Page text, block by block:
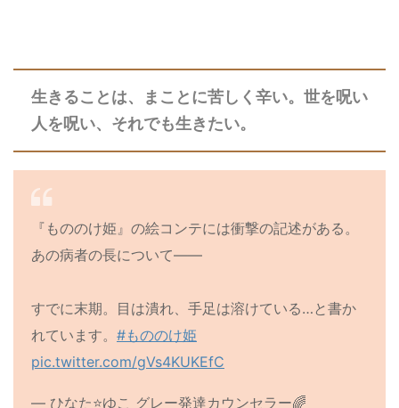
生きることは、まことに苦しく辛い。世を呪い
人を呪い、それでも生きたい。
『もののけ姫』の絵コンテには衝撃の記述がある。
あの病者の長について――
すでに末期。目は潰れ、手足は溶けている…と書か
れています。 #もののけ姫
pic.twitter.com/gVs4KUKEfC
— ひなた⭐ゆこ グレー発達カウンセラー🌈